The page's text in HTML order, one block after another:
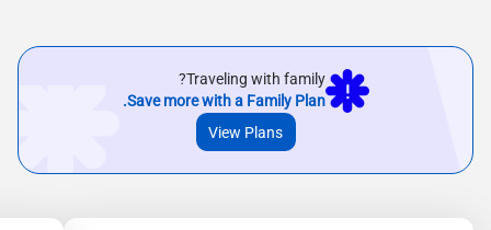
Traveling with family?
Save more with a Family Plan.
View Plans